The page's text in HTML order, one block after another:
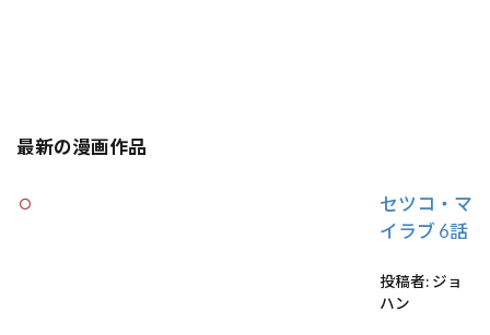
最新の漫画作品
セツコ・マ
イラブ 6話
投稿者: ジョ
ハン